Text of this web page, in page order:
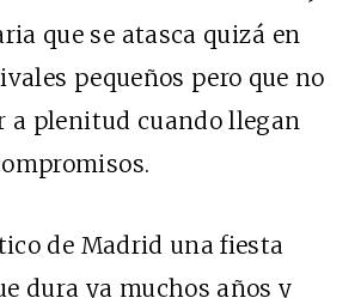
que se atasca quizá en
pequeños pero que no
a plenitud cuando llegan
de Madrid una fiesta
dura ya muchos años y